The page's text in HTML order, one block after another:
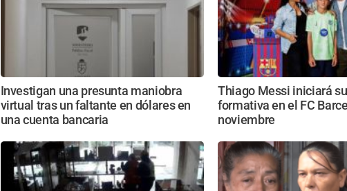
Investigan una presunta maniobra
virtual tras un faltante en dólares en
una cuenta bancaria
Thiago Messi iniciará
formativa en el FC
noviembre